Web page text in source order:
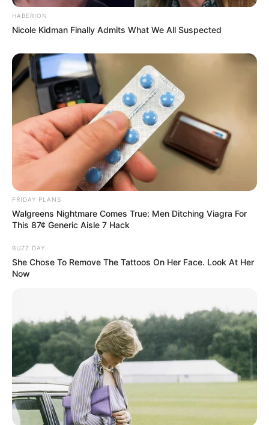
HABERION
Nicole Kidman Finally Admits What We All Suspected
FRIDAY PLANS
Walgreens Nightmare Comes True: Men Ditching Viagra For
This 87¢ Generic Aisle 7 Hack
BUZZ DAY
She Chose To Remove The Tattoos On Her Face. Look At Her
Now